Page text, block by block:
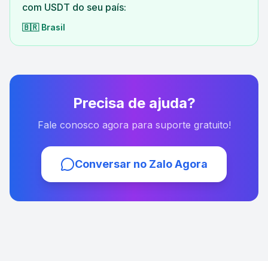
com USDT do seu país:
🇧🇷 Brasil
Precisa de ajuda?
Fale conosco agora para suporte gratuito!
Conversar no Zalo Agora